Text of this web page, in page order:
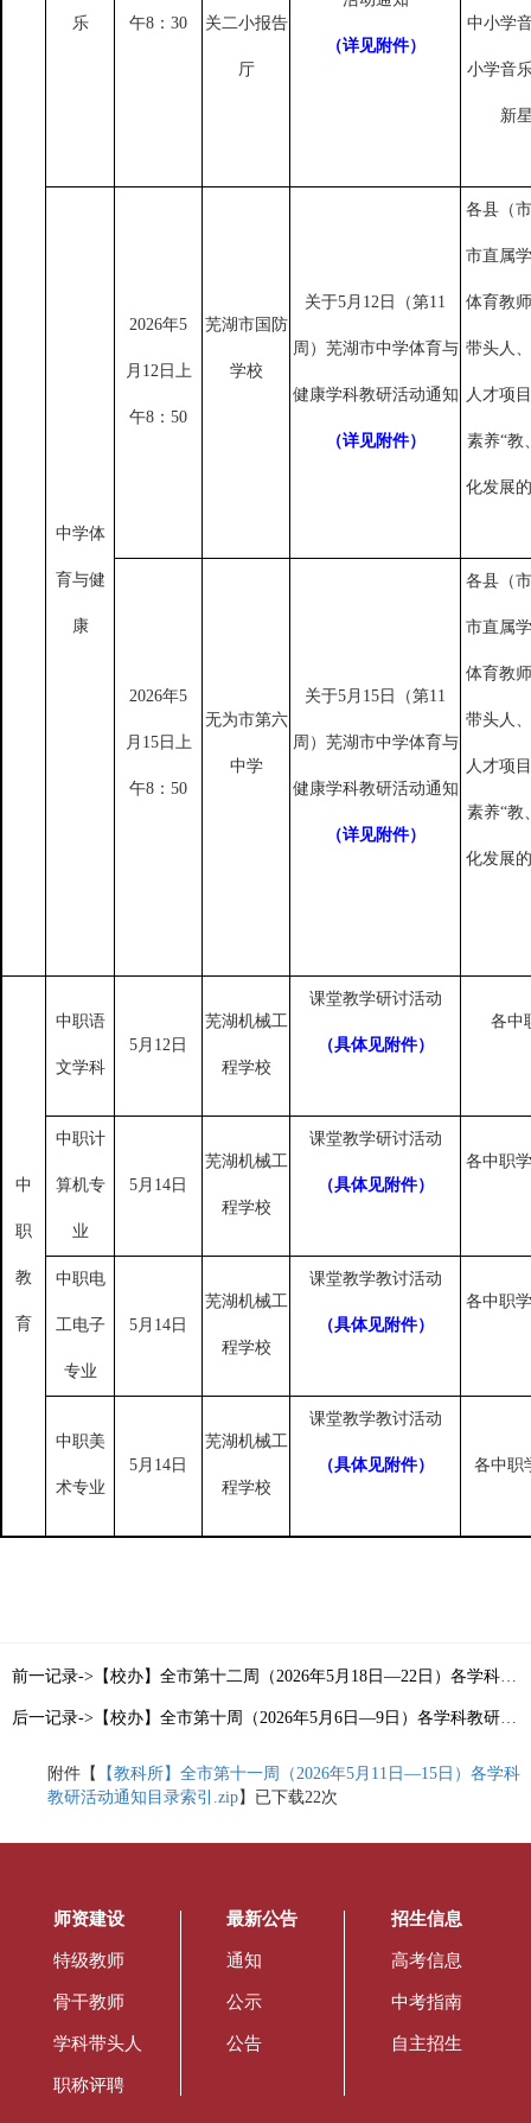
乐 午8：30 关二小报告
厅
（详见附件）
中小学
小学音
新
中学体
育与健
康
2026年5
月12日上
午8：50
芜湖市国防
学校
关于5月12日（第11
周）芜湖市中学体育与
健康学科教研活动通知
（详见附件）
各县（
市直属
体育教
带头人
人才项
素养“教
化发展
2026年5
月15日上
午8：50
无为市第六
中学
关于5月15日（第11
周）芜湖市中学体育与
健康学科教研活动通知
（详见附件）
各县（
市直属
体育教
带头人
人才项
素养“教
化发展
中
职
教
育
中职语
文学科
5月12日
芜湖机械工
程学校
课堂教学研讨活动
（具体见附件）
各中
中职计
算机专
业
5月14日
芜湖机械工
程学校
课堂教学研讨活动
（具体见附件）
各中职
中职电
工电子
专业
5月14日
芜湖机械工
程学校
课堂教学教讨活动
（具体见附件）
各中职
中职美
术专业
5月14日
芜湖机械工
程学校
课堂教学教讨活动
（具体见附件） 各中职
前一记录->【校办】全市第十二周（2026年5月18日—22日）各学科教研活动通知目录索引
后一记录->【校办】全市第十周（2026年5月6日—9日）各学科教研活动通知目录索引
附件【
【教科所】全市第十一周（2026年5月11日—15日）各学科
教研活动通知目录索引.zip】已下载22次
师资建设
特级教师
骨干教师
学科带头人
职称评聘
最新公告
通知
公示
公告
招生信息
高考信息
中考指南
自主招生